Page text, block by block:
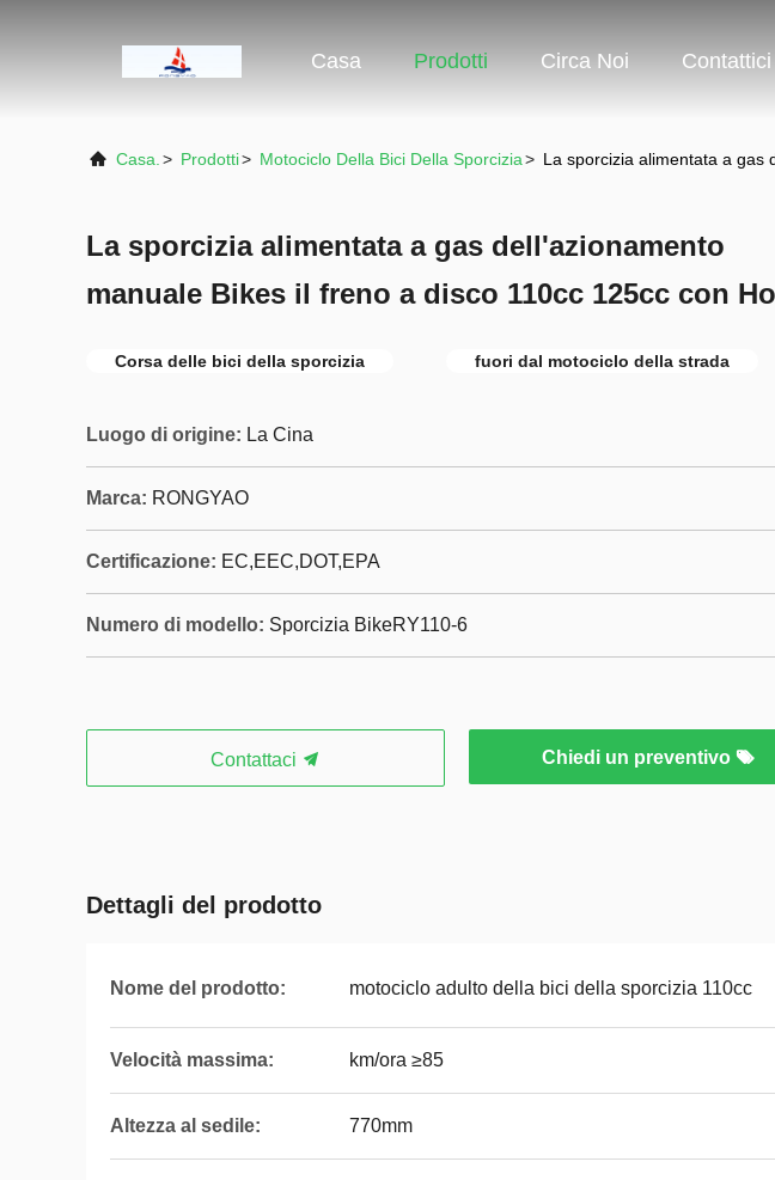
Casa Prodotti Circa Noi Contattici
Casa. > Prodotti> Motociclo Della Bici Della Sporcizia> La sporcizia alimentata a gas
La sporcizia alimentata a gas dell'azionamento
manuale Bikes il freno a disco 110cc 125cc con
Corsa delle bici della sporcizia fuori dal motociclo della strada
Luogo di origine: La Cina
Marca: RONGYAO
Certificazione: EC,EEC,DOT,EPA
Numero di modello: Sporcizia BikeRY110-6
Contattaci Chiedi un preventivo
Dettagli del prodotto
Nome del prodotto: motociclo adulto della bici della sporcizia 110cc
Velocità massima: km/ora ≥85
Altezza al sedile: 770mm